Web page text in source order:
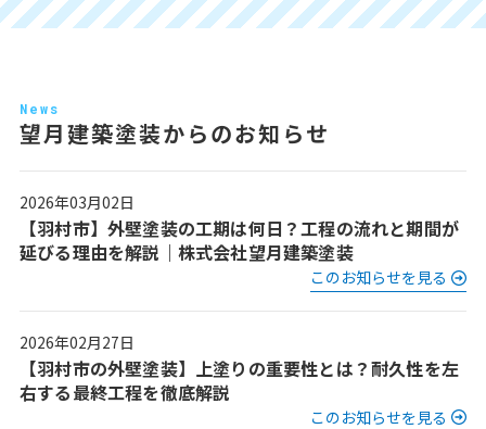
News
望月建築塗装からのお知らせ
2026年03月02日
【羽村市】外壁塗装の工期は何日？工程の流れと期間が
延びる理由を解説｜株式会社望月建築塗装
このお知らせを見る
2026年02月27日
【羽村市の外壁塗装】上塗りの重要性とは？耐久性を左
右する最終工程を徹底解説
このお知らせを見る